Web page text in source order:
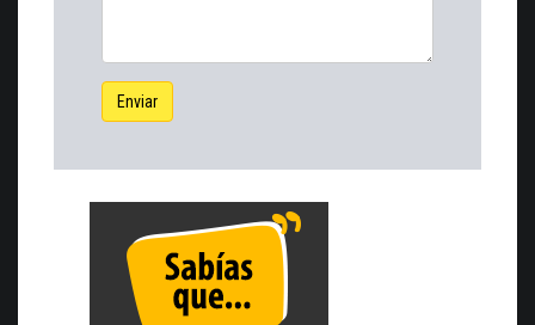
Enviar